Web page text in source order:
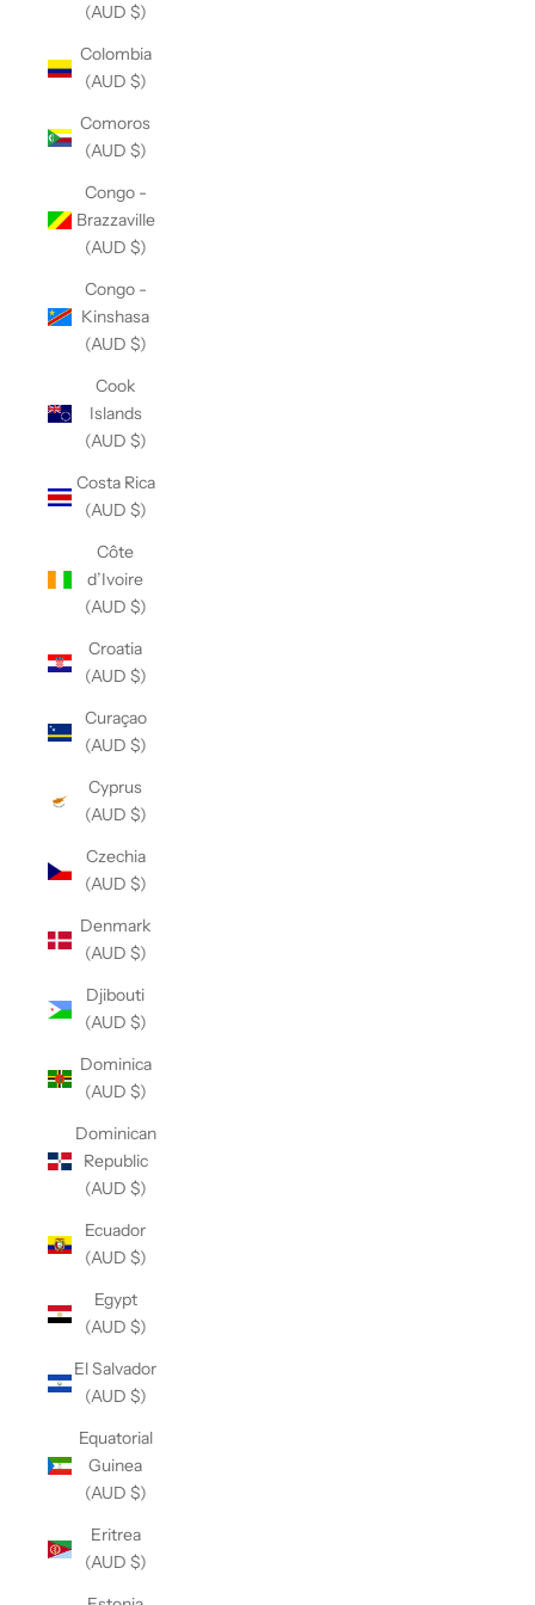
(AUD $)
Colombia
(AUD $)
Comoros
(AUD $)
Congo -
Brazzaville
(AUD $)
Congo -
Kinshasa
(AUD $)
Cook
Islands
(AUD $)
Costa Rica
(AUD $)
Côte
d’Ivoire
(AUD $)
Croatia
(AUD $)
Curaçao
(AUD $)
Cyprus
(AUD $)
Czechia
(AUD $)
Denmark
(AUD $)
Djibouti
(AUD $)
Dominica
(AUD $)
Dominican
Republic
(AUD $)
Ecuador
(AUD $)
Egypt
(AUD $)
El Salvador
(AUD $)
Equatorial
Guinea
(AUD $)
Eritrea
(AUD $)